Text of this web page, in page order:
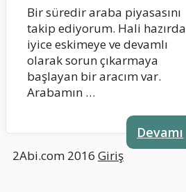
Bir süredir araba piyasasını
takip ediyorum. Hali hazırda
iyice eskimeye ve devamlı
olarak sorun çıkarmaya
başlayan bir aracım var.
Arabamın …
Devamı
2Abi.com 2016 Giriş